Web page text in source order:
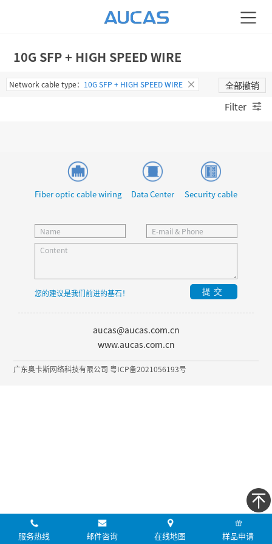
10G SFP + HIGH SPEED WIRE
Network cable type： 10G SFP + HIGH SPEED WIRE 全部撤销
Filter
Fiber optic cable wiring Data Center Security cable
您的建议是我们前进的基石！ 提交
aucas@aucas.com.cn
www.aucas.com.cn
广东奥卡斯网络科技有限公司 粤ICP备2021056193号
服务热线 邮件咨询 在线地图 样品申请